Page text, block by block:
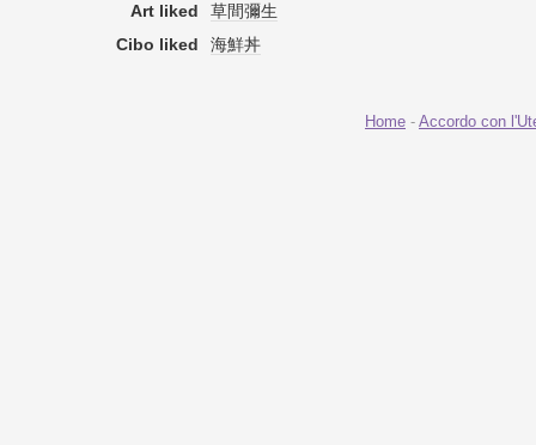
Art liked
草間彌生
Cibo liked
海鮮丼
Home - Accordo con